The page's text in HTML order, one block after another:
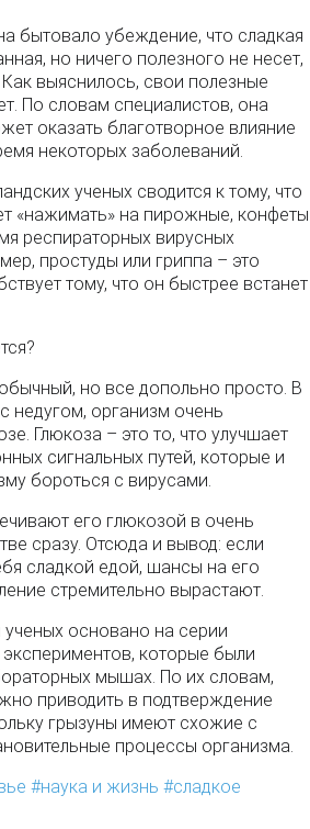
бытовало убеждение, что сладкая
но ничего полезного не несет,
выяснилось, свои полезные
По словам специалистов, она
оказать благотворное влияние
некоторых заболеваний.
ученых сводится к тому, что
«нажимать» на пирожные, конфеты
респираторных вирусных
простуды или гриппа – это
тому, что он быстрее встанет
но все допольно просто. В
недугом, организм очень
Глюкоза – это то, что улучшает
сигнальных путей, которые и
бороться с вирусами.
его глюкозой в очень
сразу. Отсюда и вывод: если
сладкой едой, шансы на его
стремительно вырастают.
ученых основано на серии
которые были
мышах. По их словам,
приводить в подтверждение
грызуны имеют схожие с
процессы организма.
наука и жизнь
сладкое